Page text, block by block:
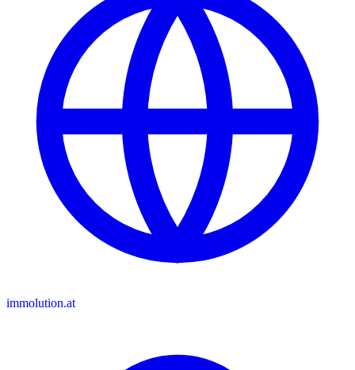
immolution.at